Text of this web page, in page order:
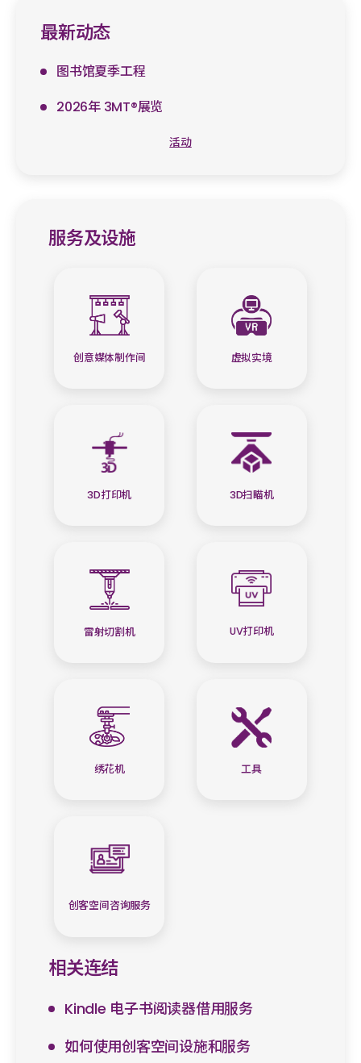
最新动态
图书馆夏季工程
2026年 3MT®展览
活动
服务及设施
创意媒体制作间 虚拟实境
3D打印机 3D扫瞄机
雷射切割机 UV打印机
绣花机 工具
创客空间咨询服务
相关连结
Kindle 电子书阅读器借用服务
如何使用创客空间设施和服务